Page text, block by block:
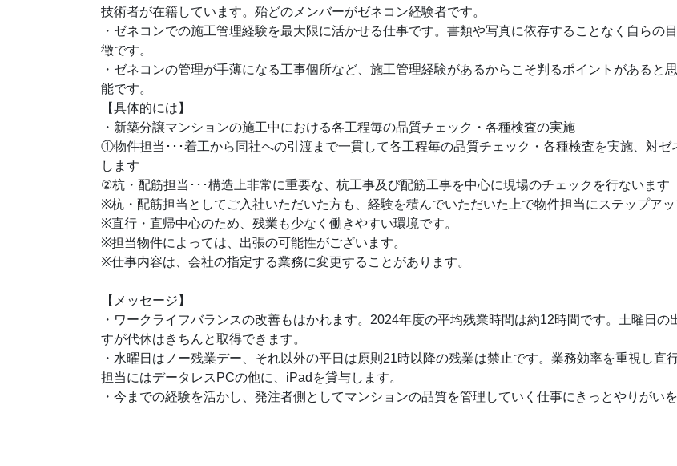
技術者が在籍しています。殆どのメンバーがゼネコン経験者です。
・ゼネコンでの施工管理経験を最大限に活かせる仕事です。書類や写真に依存することなく自らの
徴です。
・ゼネコンの管理が手薄になる工事個所など、施工管理経験があるからこそ判るポイントがあると
能です。
【具体的には】
・新築分譲マンションの施工中における各工程毎の品質チェック・各種検査の実施
①物件担当･･･着工から同社への引渡まで一貫して各工程毎の品質チェック・各種検査を実施、対ゼ
します
②杭・配筋担当･･･構造上非常に重要な、杭工事及び配筋工事を中心に現場のチェックを行ないます
※杭・配筋担当としてご入社いただいた方も、経験を積んでいただいた上で物件担当にステップアッ
※直行・直帰中心のため、残業も少なく働きやすい環境です。
※担当物件によっては、出張の可能性がございます。
※仕事内容は、会社の指定する業務に変更することがあります。
【メッセージ】
・ワークライフバランスの改善もはかれます。2024年度の平均残業時間は約12時間です。土曜日の
すが代休はきちんと取得できます。
・水曜日はノー残業デー、それ以外の平日は原則21時以降の残業は禁止です。業務効率を重視し
担当にはデータレスPCの他に、iPadを貸与します。
・今までの経験を活かし、発注者側としてマンションの品質を管理していく仕事にきっとやりがい